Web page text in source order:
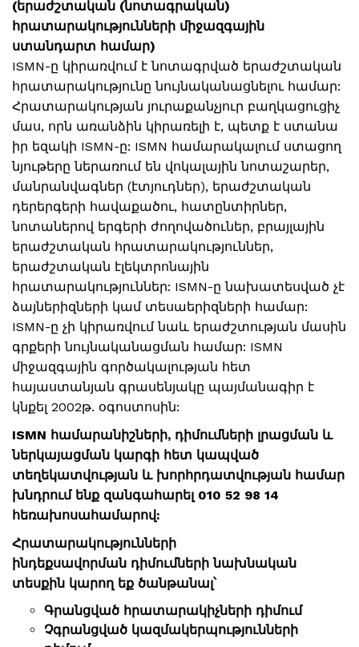
(երաժշտական (նոտագրական)
հրատարակությունների միջազգային
ստանդարտ համար)
ISMN-ը կիրառվում է նոտագրված երաժշտական
հրատարակությունը նույնականացնելու համար:
Հրատարակության յուրաքանչյուր բաղկացուցիչ
մաս, որն առանձին կիրառելի է, պետք է ստանա
իր եզակի ISMN-ը: ISMN համարակալում ստացող
նյութերը ներառում են վոկալային նոտաշարեր,
մանրանվագներ (էտյուդներ), երաժշտական
դերերգերի հավաքածու, հատընտիրներ,
նոտաներով երգերի ժողովածուներ, բրայլային
երաժշտական հրատարակություններ,
երաժշտական էլեկտրոնային
հրատարակություններ: ISMN-ը նախատեսված չէ
ձայներիզների կամ տեսաերիզների համար:
ISMN-ը չի կիրառվում նաև երաժշտության մասին
գրքերի նույնականացման համար: ISMN
միջազգային գործակալության հետ
հայաստանյան գրասենյակը պայմանագիր է
կնքել 2002թ. օգոստոսին:
ISMN համարանիշների, դիմումների լրացման և
ներկայացման կարգի հետ կապված
տեղեկատվության և խորհրդատվության համար
խնդրում ենք զանգահարել 010 52 98 14
հեռախոսահամարով:
Հրատարակությունների
ինդեքսավորման դիմումների նախնական
տեսքին կարող եք ծանթանալ՝
Գրանցված հրատարակիչների դիմում
Չգրանցված կազմակերպությունների